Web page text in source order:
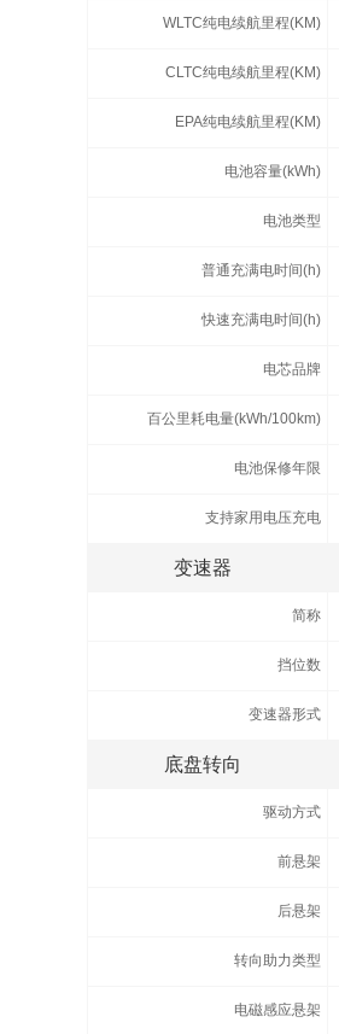
WLTC纯电续航里程(KM)
CLTC纯电续航里程(KM)
EPA纯电续航里程(KM)
电池容量(kWh)
电池类型
普通充满电时间(h)
快速充满电时间(h)
电芯品牌
百公里耗电量(kWh/100km)
电池保修年限
支持家用电压充电
变速器
简称
挡位数
变速器形式
底盘转向
驱动方式
前悬架
后悬架
转向助力类型
电磁感应悬架